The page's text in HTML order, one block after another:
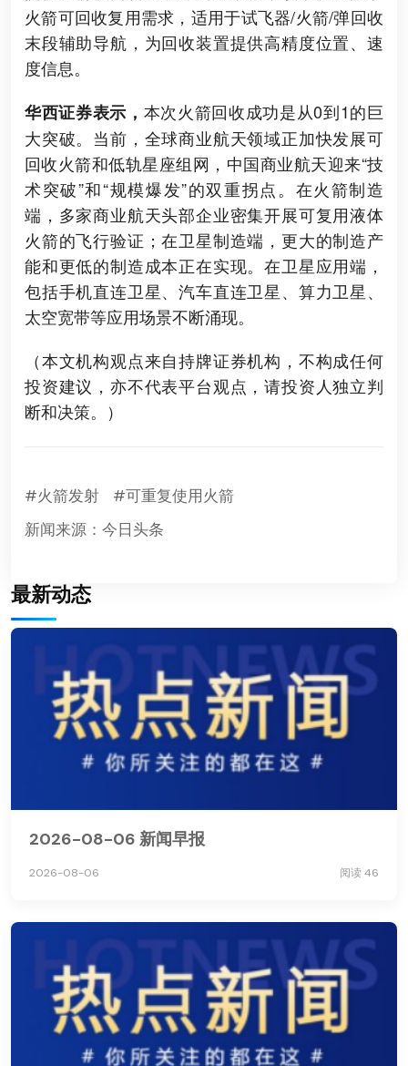
火箭可回收复用需求，适用于试飞器/火箭/弹回收
末段辅助导航，为回收装置提供高精度位置、速
度信息。
华西证券表示， 本次火箭回收成功是从0到1的巨
大突破。当前，全球商业航天领域正加快发展可
回收火箭和低轨星座组网，中国商业航天迎来“技
术突破”和“规模爆发”的双重拐点。在火箭制造
端，多家商业航天头部企业密集开展可复用液体
火箭的飞行验证；在卫星制造端，更大的制造产
能和更低的制造成本正在实现。在卫星应用端，
包括手机直连卫星、汽车直连卫星、算力卫星、
太空宽带等应用场景不断涌现。
（本文机构观点来自持牌证券机构，不构成任何
投资建议，亦不代表平台观点，请投资人独立判
断和决策。）
#火箭发射
#可重复使用火箭
新闻来源：今日头条
最新动态
2026-08-06 新闻早报
2026-08-06 阅读 46